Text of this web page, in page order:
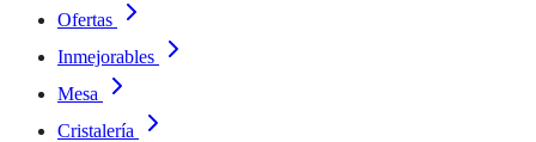
Ofertas
Inmejorables
Mesa
Cristalería